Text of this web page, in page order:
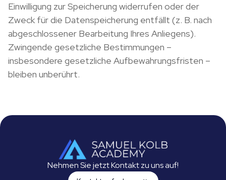
Einwilligung zur Speicherung widerrufen oder der
Zweck für die Datenspeicherung entfällt (z. B. nach
abgeschlossener Bearbeitung Ihres Anliegens).
Zwingende gesetzliche Bestimmungen –
insbesondere gesetzliche Aufbewahrungsfristen –
bleiben unberührt.
Nehmen Sie jetzt Kontakt zu uns auf!